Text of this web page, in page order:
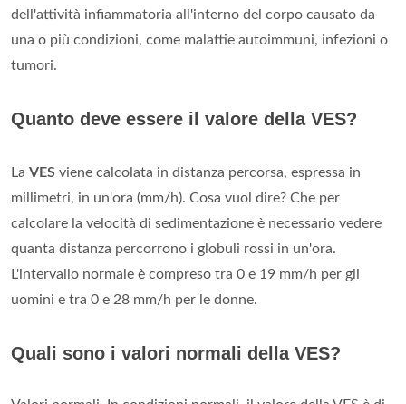
dell'attività infiammatoria all'interno del corpo causato da
una o più condizioni, come malattie autoimmuni, infezioni o
tumori.
Quanto deve essere il valore della VES?
La VES viene calcolata in distanza percorsa, espressa in
millimetri, in un'ora (mm/h). Cosa vuol dire? Che per
calcolare la velocità di sedimentazione è necessario vedere
quanta distanza percorrono i globuli rossi in un'ora.
L'intervallo normale è compreso tra 0 e 19 mm/h per gli
uomini e tra 0 e 28 mm/h per le donne.
Quali sono i valori normali della VES?